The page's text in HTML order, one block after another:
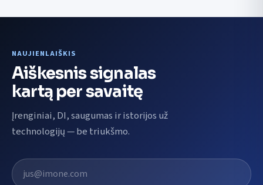
NAUJIENLAIŠKIS
Aiškesnis signalas
kartą per savaitę
Įrenginiai, DI, saugumas ir istorijos už
technologijų — be triukšmo.
El. pašto adresas